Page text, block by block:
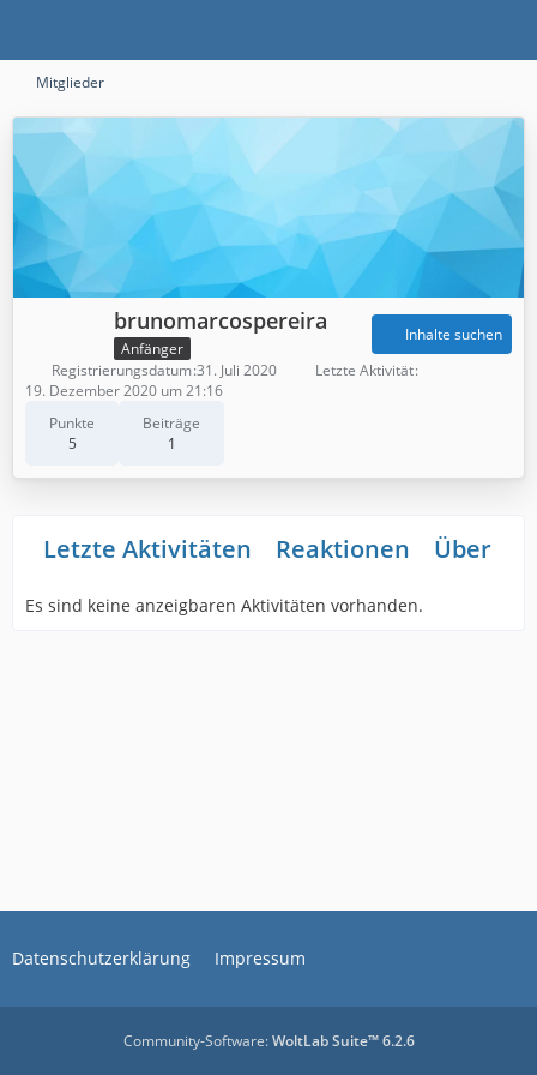
Mitglieder
brunomarcospereira
Anfänger
Punkte
5
Beiträge
1
Inhalte suchen
Registrierungsdatum 31. Juli 2020
Letzte Aktivität
19. Dezember 2020 um 21:16
Letzte Aktivitäten Reaktionen Über
Es sind keine anzeigbaren Aktivitäten vorhanden.
Datenschutzerklärung Impressum
Community-Software:WoltLab Suite™ 6.2.6